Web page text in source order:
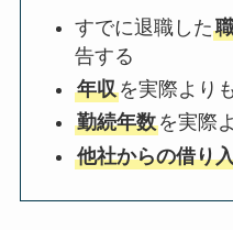
すでに退職した
告する
年収を実際より
勤続年数を実際
他社からの借り